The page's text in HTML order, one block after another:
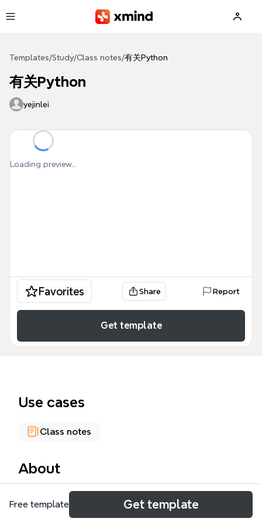
Templates/Study/Class notes/有关Python
有关Python
yejinlei
Loading preview...
Favorites Share Report
Get template
Use cases
Class notes
About
有关Python 思维导图模板涵盖了Python编程语言的核
心知识点，包含223个节点，覆盖从基础语法到高级库
Free template Get template